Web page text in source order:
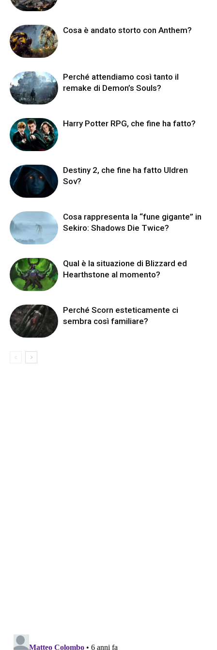
Cosa è andato storto con Anthem?
Perché attendiamo così tanto il
remake di Demon’s Souls?
Harry Potter RPG, che fine ha fatto?
Destiny 2, che fine ha fatto Uldren
Sov?
Cosa rappresenta la “fune gigante” in
Sekiro: Shadows Die Twice?
Qual è la situazione di Blizzard ed
Hearthstone al momento?
Perché Scorn esteticamente ci
sembra così familiare?